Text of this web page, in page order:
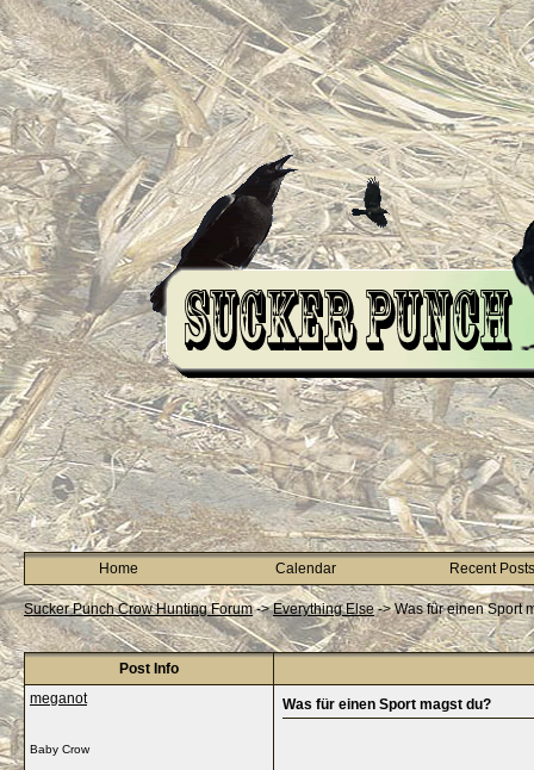
Home Calendar Recent Posts
Sucker Punch Crow Hunting Forum->Everything Else->Was für einen Sport
Post Info
meganot
Baby Crow
Was für einen Sport magst du?